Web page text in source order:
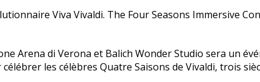
Viva Vivaldi. The Four Seasons Immersive
Arena di Verona et Balich Wonder Studio sera un
les célèbres Quatre Saisons de Vivaldi, trois